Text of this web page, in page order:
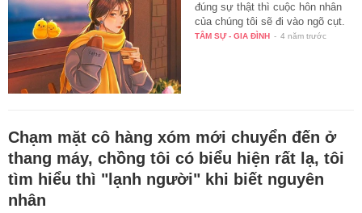
đúng sự thật thì cuộc hôn nhân
của chúng tôi sẽ đi vào ngõ cụt.
TÂM SỰ - GIA ĐÌNH - 4 năm trước
Chạm mặt cô hàng xóm mới chuyển đến ở
thang máy, chồng tôi có biểu hiện rất lạ, tôi
tìm hiểu thì "lạnh người" khi biết nguyên
nhân